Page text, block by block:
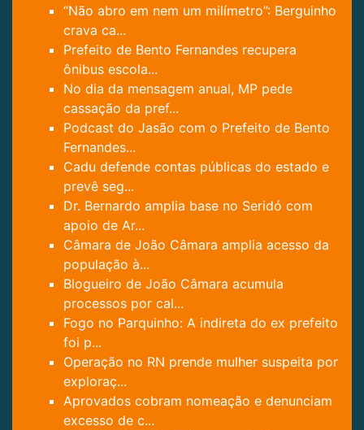
“Não abro em nem um milímetro”: Berguinho
crava ca...
Prefeito de Bento Fernandes recupera
ônibus escola...
No dia da mensagem anual, MP pede
cassação da pref...
Podcast do Jasão com o Prefeito de Bento
Fernandes...
Cadu defende contas públicas do estado e
prevê seg...
Dr. Bernardo amplia base no Seridó com
apoio de Ar...
Câmara de João Câmara amplia acesso da
população à...
Blogueiro de João Câmara acumula
processos por cal...
Fogo no Parquinho: A indireta do ex prefeito
foi p...
Operação no RN prende mulher suspeita por
exploraç...
Aprovados cobram nomeação e denunciam
excesso de c...